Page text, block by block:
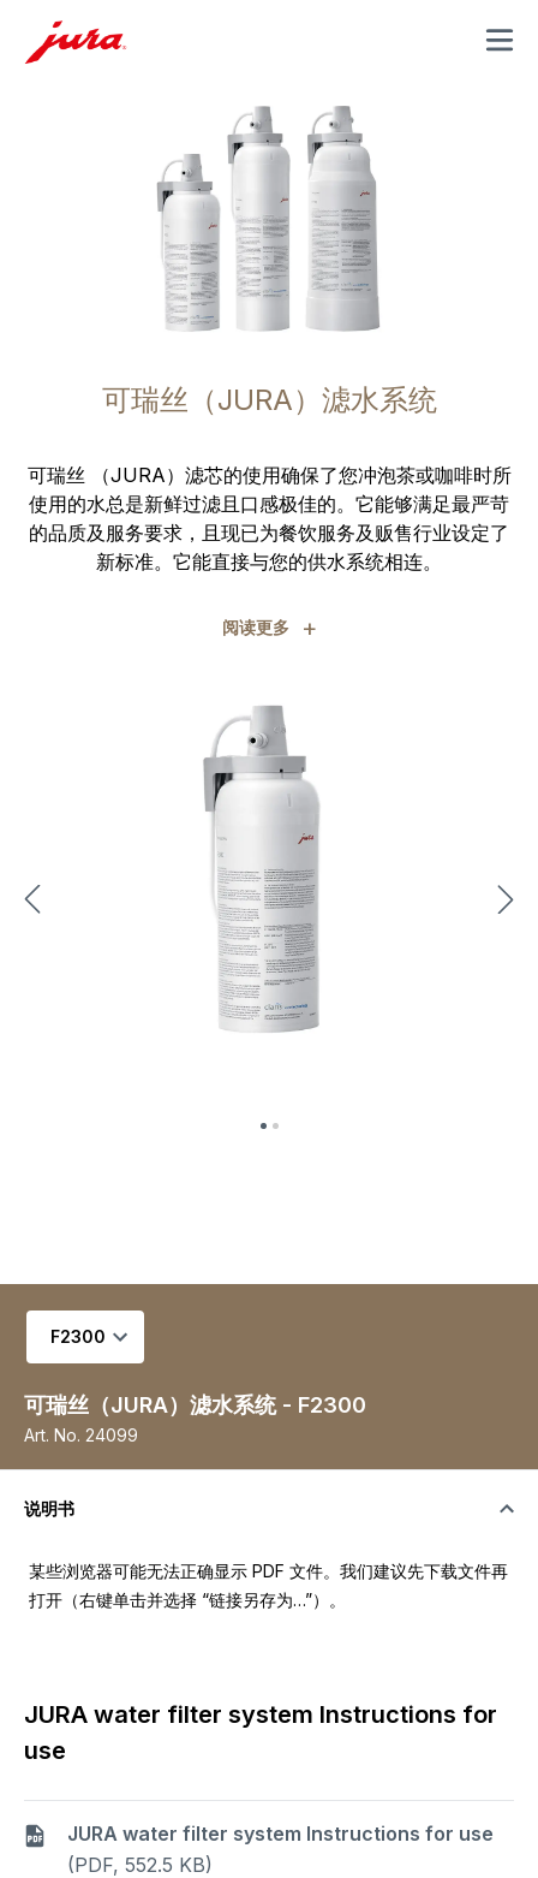
MENU
可瑞丝（JURA）滤水系统
可瑞丝 （JURA）滤芯的使用确保了您冲泡茶或咖啡时所
使用的水总是新鲜过滤且口感极佳的。它能够满足最严苛
的品质及服务要求，且现已为餐饮服务及贩售行业设定了
新标准。它能直接与您的供水系统相连。
阅读更多 +
选择变量
可瑞丝（JURA）滤水系统 - F2300
Art. No. 24099
说明书
某些浏览器可能无法正确显示 PDF 文件。我们建议先下载文件再
打开（右键单击并选择 “链接另存为…”）。
JURA water filter system Instructions for
use
JURA water filter system Instructions for use
(PDF, 552.5 KB)